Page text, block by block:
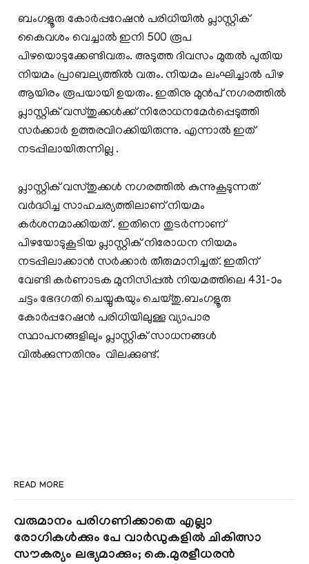
ബംഗളൂരു കോര്‍പ്പറേഷന്‍ പരിധിയില്‍ പ്ലാസ്റ്റിക്
കൈവശം വെച്ചാല്‍ ഇനി 500 രൂപ
പിഴയൊടുക്കേണ്ടിവരും. അടുത്ത ദിവസം മുതല്‍ പുതിയ
നിയമം പ്രാബല്യത്തില്‍ വരും. നിയമം ലംഘിച്ചാല്‍ പിഴ
ആയിരം രൂപയായി ഉയരും. ഇതിനു മുന്‍പ് നഗരത്തില്‍
പ്ലാസ്റ്റിക് വസ്തുക്കള്‍ക്ക് നിരോധനമേര്‍പ്പെടുത്തി
സര്‍ക്കാര്‍ ഉത്തരവിറക്കിയിരുന്നു. എന്നാല്‍ ഇത്
നടപ്പിലായിരുന്നില്ല .
പ്ലാസ്റ്റിക് വസ്തുക്കള്‍ നഗരത്തില്‍ കുന്നുകൂടുന്നത്
വര്‍ദ്ധിച്ച സാഹചര്യത്തിലാണ് നിയമം
കര്‍ശനമാക്കിയത് . ഇതിനെ തുടര്‍ന്നാണ്
പിഴയോടുകൂടിയ പ്ലാസ്റ്റിക് നിരോധന നിയമം
നടപ്പിലാക്കാന്‍ സര്‍ക്കാര്‍ തീരുമാനിച്ചത്. ഇതിന്
വേണ്ടി കര്‍ണാടക മുനിസിപ്പല്‍ നിയമത്തിലെ 431-ാം
ചട്ടം ഭേദഗതി ചെയ്യുകയും ചെയ്തു.ബംഗളൂരു
കോര്‍പ്പറേഷന്‍ പരിധിയിലുള്ള വ്യാപാര
സ്ഥാപനങ്ങളിലും പ്ലാസ്റ്റിക് സാധനങ്ങള്‍
വില്‍ക്കുന്നതിനും വിലക്കുണ്ട്.
READ MORE
വരുമാനം പരിഗണിക്കാതെ എല്ലാ
രോഗികൾക്കും പേ വാർഡുകളിൽ ചികിത്സാ
സൗകര്യം ലഭ്യമാക്കും; കെ.മുരളീധരൻ